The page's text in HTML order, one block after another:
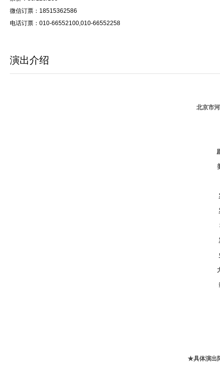
微信订票：18515362586
电话订票：010-66552100,010-66552258
演出介绍
北京市
★具体演出